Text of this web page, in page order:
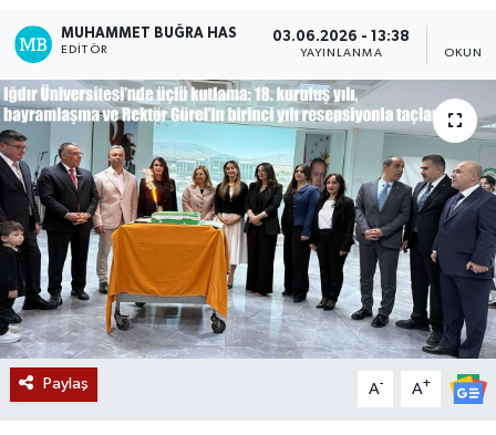
MUHAMMET BUĞRA HAS
EDITÖR
03.06.2026 - 13:38
YAYINLANMA
Paylaş A- A+
Spor
Siyaset
Teknoloji
Kültür Sanat
Muş
Hasköy
Korkut
Haber Arşivi